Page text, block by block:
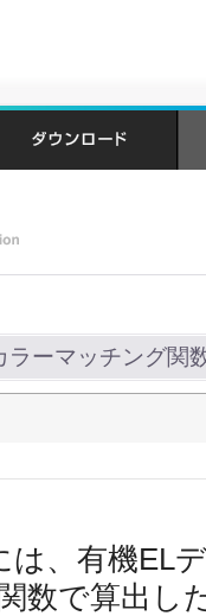
ーマッチング関
は、有機EL
数で算出し